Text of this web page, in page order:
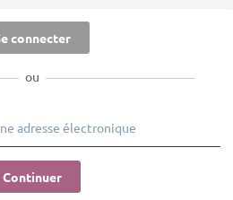
connecter
ou
Continuer